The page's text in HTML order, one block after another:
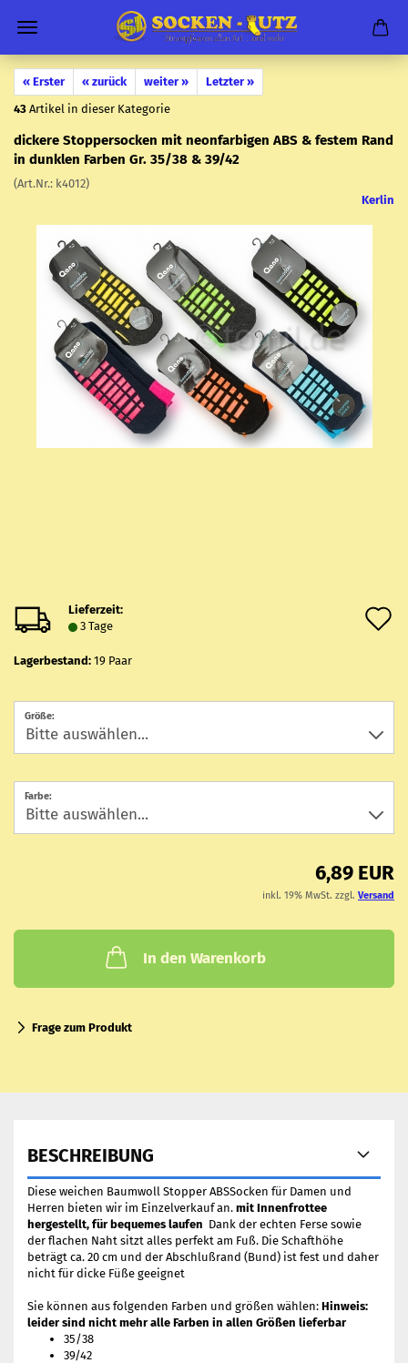
« Erster « zurück weiter »
Letzter »
43 Artikel in dieser Kategorie
di­cke­re Stop­per­so­cken mit ne­on­far­bi­gen ABS & fes­tem Rand
in dunk­len Far­ben Gr. 35/38 & 39/42
(Art.Nr.: k4012)
Kerlin
Lieferzeit:
3 Tage
Lagerbestand: 19 Paar
Größe:
Farbe:
6,89 EUR
inkl. 19% MwSt. zzgl. Versand
In den Warenkorb
Frage zum Produkt
BESCHREIBUNG
Diese weichen Baumwoll Stopper ABSSocken für Damen und
Herren bieten wir im Einzelverkauf an. mit Innenfrottee
hergestellt, für bequemes laufen Dank der echten Ferse sowie
der flachen Naht sitzt alles perfekt am Fuß. Die Schafthöhe
beträgt ca. 20 cm und der Abschlußrand (Bund) ist fest und daher
nicht für dicke Füße geeignet
Sie können aus folgenden Farben und größen wählen: Hinweis:
leider sind nicht mehr alle Farben in allen Größen lieferbar
35/38
39/42